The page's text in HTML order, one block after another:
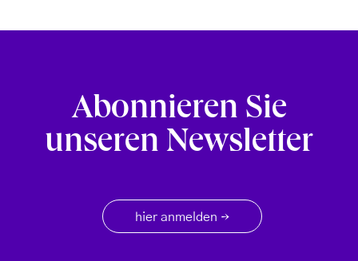
Abonnieren Sie
unseren Newsletter
hier anmelden →